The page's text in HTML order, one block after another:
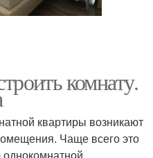
комнату.
квартиры возникают
Чаще всего это